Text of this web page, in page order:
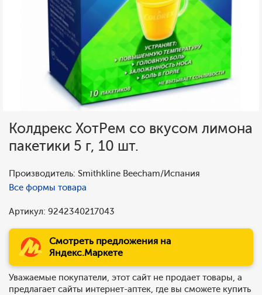
Колдрекс ХотРем со вкусом лимона
пакетики 5 г, 10 шт.
Производитель: Smithkline Beecham/Испания
Все формы товара
Артикул: 9242340217043
Смотреть предложения на
Яндекс.Маркете
Уважаемые покупатели, этот сайт не продает товары, а
предлагает сайты интернет-аптек, где вы сможете купить